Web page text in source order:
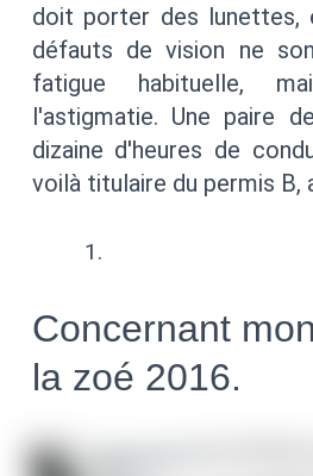
doit porter des
défauts de vision ne
fatigue habituelle,
l'astigmatie. Une paire
dizaine d'heures de
voilà titulaire du permis B,
Concernant
la zoé 2016.